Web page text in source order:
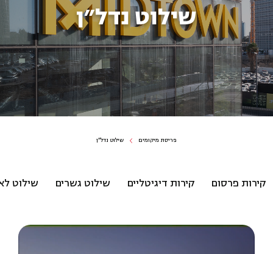
שילוט נדל״ן
פריסת מיקומים שילוט נדל״ן
קירות פרסום קירות דיגיטליים שילוט גשרים שילוט